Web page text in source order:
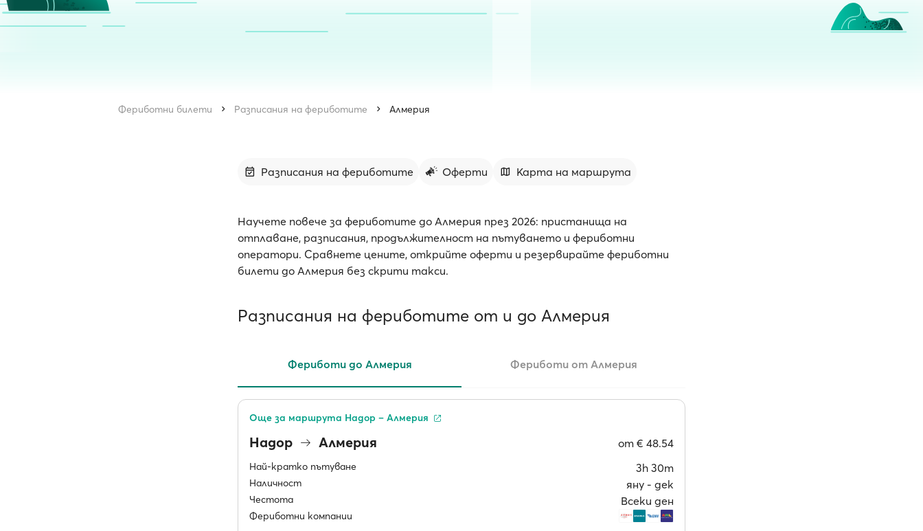
Фериботни билети Разписания на фериботите Алмерия
Разписания на фериботите Оферти Карта на маршрута
Научете повече за фериботите до Алмерия през 2026: пристанища на
отплаване, разписания, продължителност на пътуването и фериботни
оператори. Сравнете цените, открийте оферти и резервирайте фериботни
билети до Алмерия без скрити такси.
Разписания на фериботите от и до Алмерия
Фериботи до Алмерия Фериботи от Алмерия
Надор Алмерия от € 48.54
Най-кратко пътуване 3h 30m
Наличност яну ‐ дек
Честота Всеки ден
Фериботни компании
Още за маршрута Надор – Алмерия